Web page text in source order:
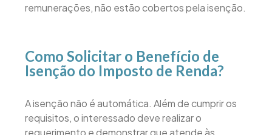
remunerações, não estão cobertos pela isenção.
Como Solicitar o Benefício de
Isenção do Imposto de Renda?
A isenção não é automática. Além de cumprir os
requisitos, o interessado deve realizar o
requerimento e demonstrar que atende às